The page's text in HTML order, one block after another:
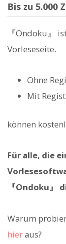
Bis zu 5.000
『Ondoku』
Vorleseseite.
Ohne
Mit
können
Für alle, die
『Ondoku』
Warum
hieraus?